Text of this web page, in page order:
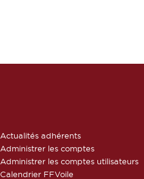
Actualités adhérents
Administrer les comptes
Administrer les comptes utilisateurs
Calendrier FFVoile